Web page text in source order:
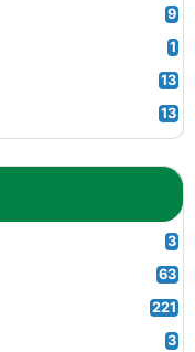
9
1
13
13
3
63
221
3